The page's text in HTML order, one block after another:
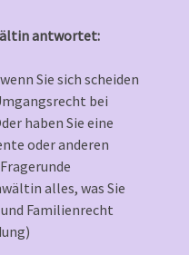
antwortet:
Sie sich scheiden
bei
haben Sie eine
oder anderen
alles, was Sie
Familienrecht